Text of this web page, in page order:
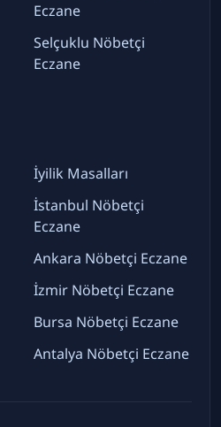
Eczane
Selçuklu Nöbetçi
Eczane
İyilik Masalları
İstanbul Nöbetçi
Eczane
Ankara Nöbetçi Eczane
İzmir Nöbetçi Eczane
Bursa Nöbetçi Eczane
Antalya Nöbetçi Eczane